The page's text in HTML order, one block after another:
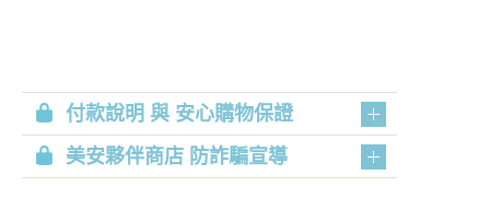
付款說明 與 安心購物保證
美安夥伴商店 防詐騙宣導